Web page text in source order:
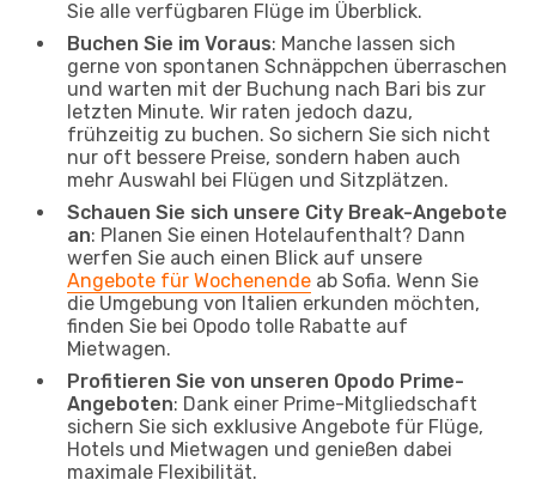
Sie alle verfügbaren Flüge im Überblick.
Buchen Sie im Voraus: Manche lassen sich
gerne von spontanen Schnäppchen überraschen
und warten mit der Buchung nach Bari bis zur
letzten Minute. Wir raten jedoch dazu,
frühzeitig zu buchen. So sichern Sie sich nicht
nur oft bessere Preise, sondern haben auch
mehr Auswahl bei Flügen und Sitzplätzen.
Schauen Sie sich unsere City Break-Angebote
an: Planen Sie einen Hotelaufenthalt? Dann
werfen Sie auch einen Blick auf unsere
Angebote für Wochenende ab Sofia. Wenn Sie
die Umgebung von Italien erkunden möchten,
finden Sie bei Opodo tolle Rabatte auf
Mietwagen.
Profitieren Sie von unseren Opodo Prime-
Angeboten: Dank einer Prime-Mitgliedschaft
sichern Sie sich exklusive Angebote für Flüge,
Hotels und Mietwagen und genießen dabei
maximale Flexibilität.